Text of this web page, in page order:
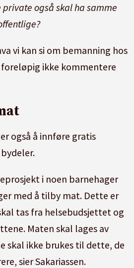
også skal ha samme
vi kan si om bemanning hos
foreløpig ikke kommentere
også å innføre gratis
i noen barnehager
med å tilby mat. Dette er
tas fra helsebudsjettet og
Maten skal lages av
skal ikke brukes til dette, de
sier Sakariassen.